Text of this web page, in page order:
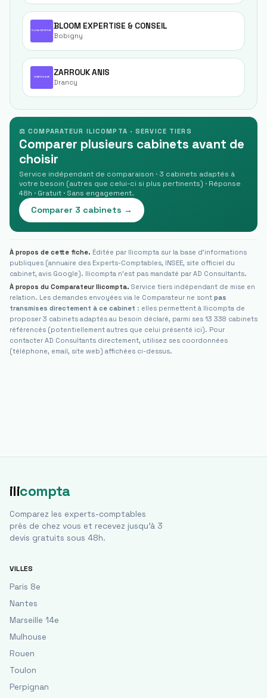
BLOOM EXPERTISE & CONSEIL
Bobigny
ZARROUK ANIS
Drancy
⚖ COMPARATEUR ILICOMPTA · SERVICE TIERS
Comparer plusieurs cabinets avant de
choisir
Service indépendant de comparaison · 3 cabinets adaptés à
votre besoin (autres que celui-ci si plus pertinents) · Réponse
48h · Gratuit · Sans engagement.
Comparer 3 cabinets →
À propos de cette fiche. Éditée par Ilicompta sur la base d'informations
publiques (annuaire des Experts-Comptables, INSEE, site officiel du
cabinet, avis Google). Ilicompta n'est pas mandaté par AD Consultants.
À propos du Comparateur Ilicompta. Service tiers indépendant de mise en
relation. Les demandes envoyées via le Comparateur ne sont pas
transmises directement à ce cabinet : elles permettent à Ilicompta de
proposer 3 cabinets adaptés au besoin déclaré, parmi ses 13 338 cabinets
référencés (potentiellement autres que celui présenté ici). Pour
contacter AD Consultants directement, utilisez ses coordonnées
(téléphone, email, site web) affichées ci-dessus.
ilicompta
Comparez les experts-comptables
près de chez vous et recevez jusqu'à 3
devis gratuits sous 48h.
VILLES
Paris 8e
Nantes
Marseille 14e
Mulhouse
Rouen
Toulon
Perpignan